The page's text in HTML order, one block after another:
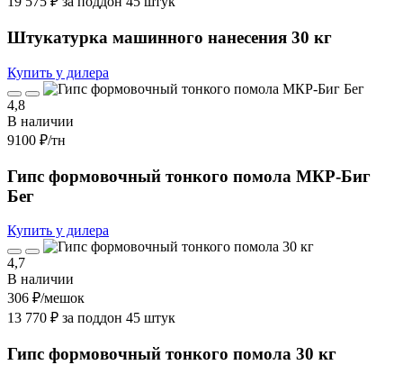
Штукатурка машинного нанесения 30 кг
Купить у дилера
4,8
В наличии
9100 ₽/тн
Гипс формовочный тонкого помола МКР-Биг
Бег
Купить у дилера
4,7
В наличии
306 ₽/мешок
13 770 ₽ за поддон 45 штук
Гипс формовочный тонкого помола 30 кг